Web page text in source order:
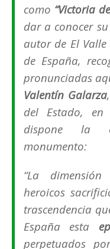
como “Victoria
dar a conocer
autor de El
de España,
pronunciadas
Valentín Galarza
del Estado,
dispone la
monumento:
“La
heroicos
trascendencia
España esta
perpetuados